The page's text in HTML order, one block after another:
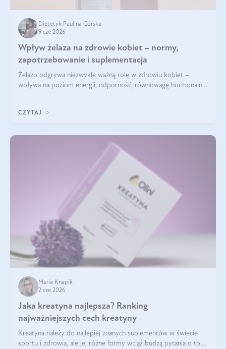
Dietetyk Paulina Górska
9 cze 2026
Wpływ żelaza na zdrowie kobiet – normy,
zapotrzebowanie i suplementacja
Żelazo odgrywa niezwykle ważną rolę w zdrowiu kobiet –
wpływa na poziom energii, odporność, równowagę hormonalną
zawrotów głowy czy problemów z
CZYTAJ
Maria Knapik
2 cze 2026
Jaka kreatyna najlepsza? Ranking
najważniejszych cech kreatyny
Kreatyna należy do najlepiej znanych suplementów w świecie
sportu i zdrowia, ale jej różne formy wciąż budzą pytania o to,